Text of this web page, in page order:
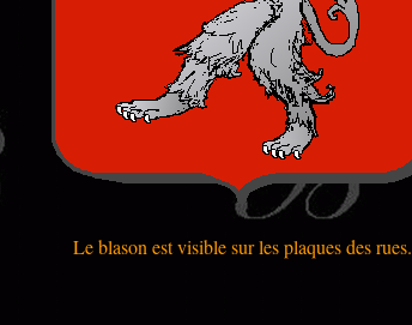
Le blason est visible sur les plaques des rues.